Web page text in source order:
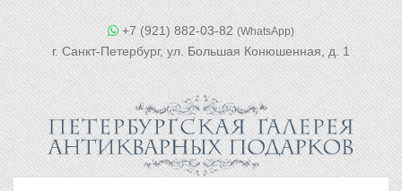
+7 (921) 882-03-82 (WhatsApp)
г. Санкт-Петербург, ул. Большая Конюшенная, д. 1